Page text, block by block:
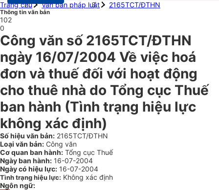
Trang chủ
Văn bản pháp luật 2165TCT/ĐTHN
Thông tin văn bản
102
0
Công văn số 2165TCT/ĐTHN
ngày 16/07/2004 Về việc hoá
đơn và thuế đối với hoạt động
cho thuê nhà do Tổng cục Thuế
ban hành (Tình trạng hiệu lực
không xác định)
Số hiệu văn bản: 2165TCT/ĐTHN
Loại văn bản: Công văn
Cơ quan ban hành: Tổng cục Thuế
Ngày ban hành: 16-07-2004
Ngày có hiệu lực: 16-07-2004
Tình trạng hiệu lực: Không xác định
Ngôn ngữ: